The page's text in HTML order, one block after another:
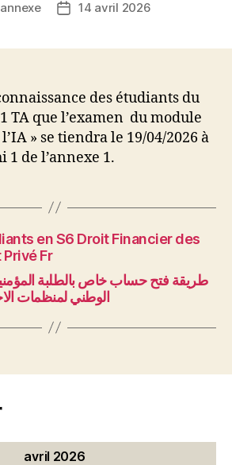
annexe
Date14 avril 2026
des étudiants du
TA que l’examen du module
» se tiendra le 19/04/2026 à
1 de l’annexe 1.
en S6 Droit Financier des
Fr
طريقة فتح حساب خاص بالطلبة
الوطني لمنظمات
avril 2026